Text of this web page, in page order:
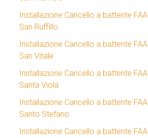
Installazione Cancello a battente
San Ruffillo
Installazione Cancello a battente
San Vitale
Installazione Cancello a battente
Santa Viola
Installazione Cancello a battente
Santo Stefano
Installazione Cancello a battente